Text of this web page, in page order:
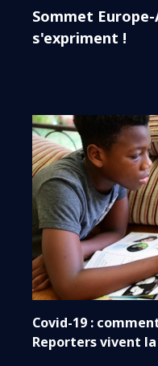
Sommet
s'expriment !
Covid-19 :
Reporters vivent